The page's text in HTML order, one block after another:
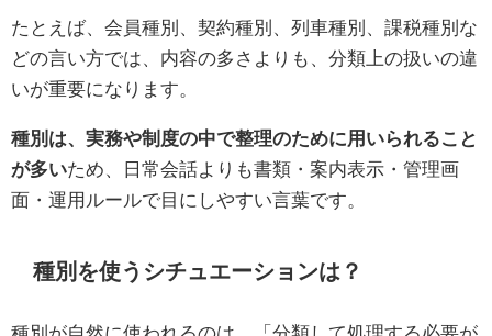
たとえば、会員種別、契約種別、列車種別、課税種別な
どの言い方では、内容の多さよりも、分類上の扱いの違
いが重要になります。
種別は、実務や制度の中で整理のために用いられること
が多いため、日常会話よりも書類・案内表示・管理画
面・運用ルールで目にしやすい言葉です。
種別を使うシチュエーションは？